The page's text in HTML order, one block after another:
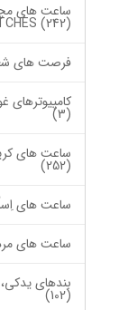
ساعت های
(242)
فرصت های
(3)
ساعت های
(252)
ساعت های
ساعت های
بندهای
(102)